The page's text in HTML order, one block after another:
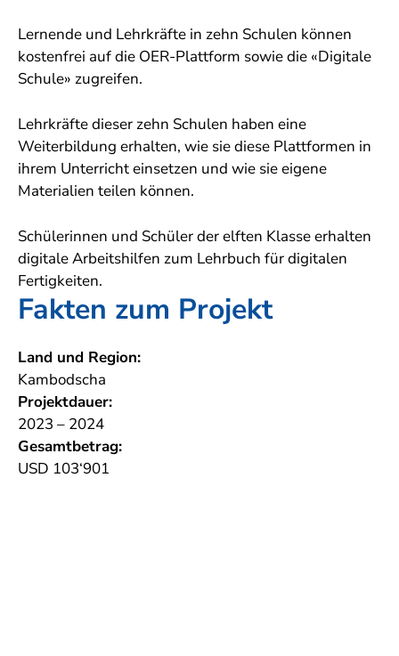
Lernende und Lehrkräfte in zehn Schulen können
kostenfrei auf die OER-Plattform sowie die «Digitale
Schule» zugreifen.
Lehrkräfte dieser zehn Schulen haben eine
Weiterbildung erhalten, wie sie diese Plattformen in
ihrem Unterricht einsetzen und wie sie eigene
Materialien teilen können.
Schülerinnen und Schüler der elften Klasse erhalten
digitale Arbeitshilfen zum Lehrbuch für digitalen
Fertigkeiten.
Fakten zum Projekt
Land und Region:
Kambodscha
Projektdauer:
2023 – 2024
Gesamtbetrag:
USD 103‘901